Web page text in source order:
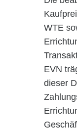
WTE
EVN
dieser